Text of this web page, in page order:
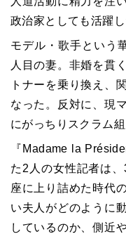
政治家としても活躍し
モデル・歌手という
人目の妻。非婚を貫
トナーを乗り換え、
なった。反対に、現
にがっちりスクラム
『Madame la
た2人の女性記者は
座に上り詰めた時代
い夫人がどのように
しているのか、側近